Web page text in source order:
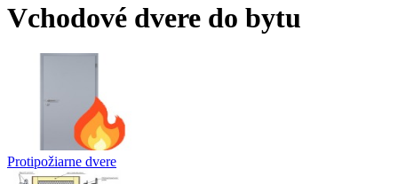
Vchodové dvere do bytu
Protipožiarne dvere